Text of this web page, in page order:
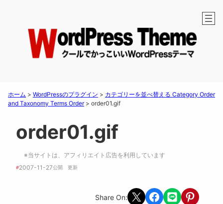
ホーム > WordPressのプラグイン > カテゴリーを並べ替える Category Order
and Taxonomy Terms Order> order01.gif
order01.gif
※当サイトは、アフィリエイト広告を利用しています
#2007-11-27公開 更新
Share On: Share on X Share on Facebook
Share on LINEShare on